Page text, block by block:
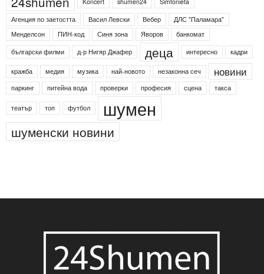
Агенция по заетостта
Васил Левски Вебер
ДЛС "Паламара"
Менделсон
ПИН-код Синя зона Яворов
банкомат
български филми
д-р Нигяр Джафер деца интересно кадри
кражба медия музика най-новото незаконна сеч новини
паркинг питейна вода проверки професия сцена такса
театър топ футбол шумен
шуменски новини